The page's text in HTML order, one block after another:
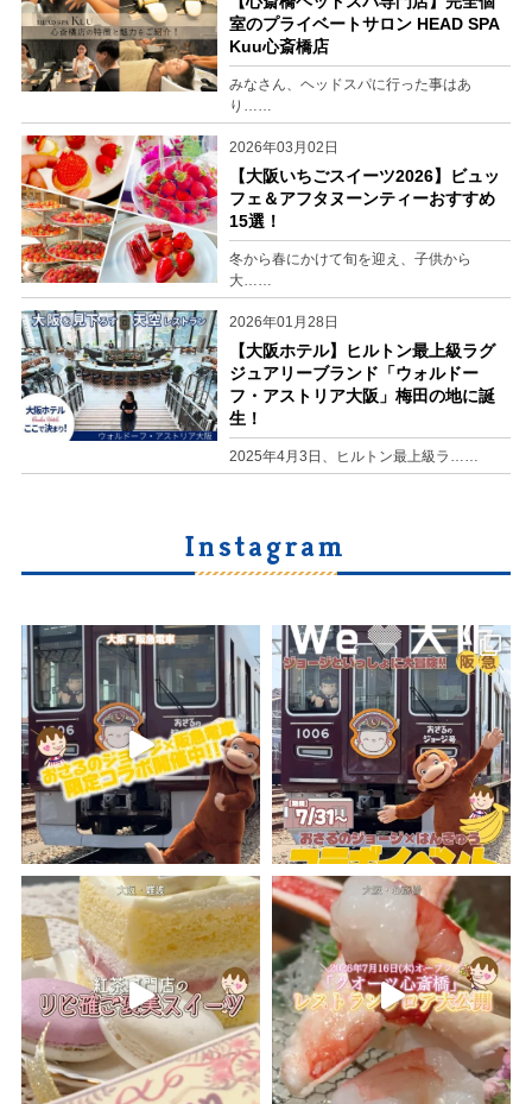
室のプライベートサロン HEAD SPA
Kuu心斎橋店
みなさん、ヘッドスパに行った事はあ
り……
2026年03月02日
【大阪いちごスイーツ2026】ビュッ
フェ＆アフタヌーンティーおすすめ
15選！
冬から春にかけて旬を迎え、子供から
大……
2026年01月28日
【大阪ホテル】ヒルトン最上級ラグ
ジュアリーブランド「ウォルドー
フ・アストリア大阪」梅田の地に誕
生！
2025年4月3日、ヒルトン最上級ラ……
Instagram